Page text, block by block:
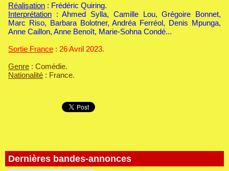
Dernières bandes-annonces
Réalisation : Frédéric Quiring.
Interprétation : Ahmed Sylla, Camille Lou, Grégoire Bonnet,
Marc Riso, Barbara Bolotner, Andréa Ferréol, Denis Mpunga,
Anne Caillon, Anne Benoît, Marie-Sohna Condé...
Sortie France : 26 Avril 2023.
Genre : Comédie.
Nationalité : France.